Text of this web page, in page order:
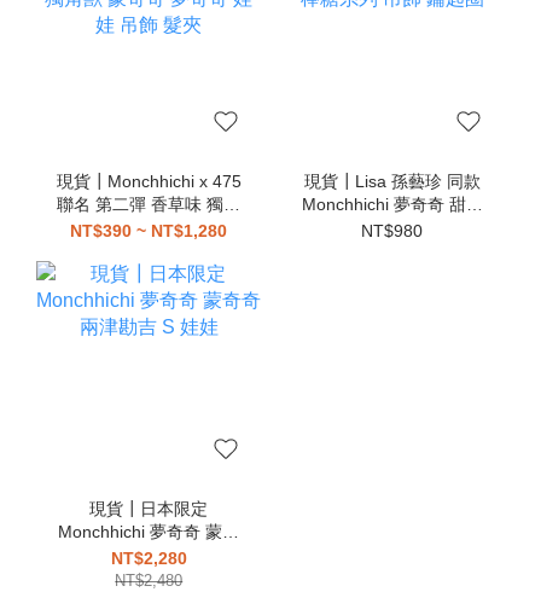
現貨┃Monchhichi x 475
聯名 第二彈 香草味 獨角
獸 蒙奇奇 夢奇奇 娃娃 吊
NT$390 ~ NT$1,280
現貨┃Lisa 孫藝珍 同款
Monchhichi 夢奇奇 甜心
棒棒糖系列 吊飾 鑰匙圈
NT$980
現貨┃日本限定
Monchhichi 夢奇奇 蒙奇
奇 兩津勘吉 S 娃娃
NT$2,280
NT$2,480